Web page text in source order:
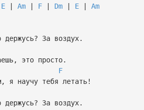
E| Am| F| Dm| E| Am
держусь? За воздух.
это просто.
F
я научу тебя летать!
держусь? За воздух.